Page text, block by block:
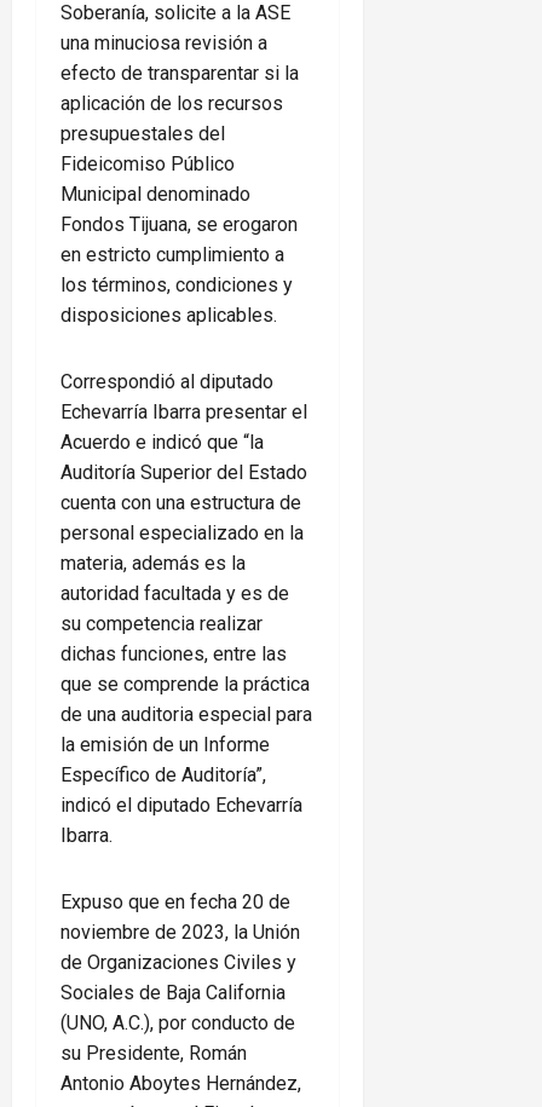
Soberanía, solicite a la ASE
una minuciosa revisión a
efecto de transparentar si la
aplicación de los recursos
presupuestales del
Fideicomiso Público
Municipal denominado
Fondos Tijuana, se erogaron
en estricto cumplimiento a
los términos, condiciones y
disposiciones aplicables.
Correspondió al diputado
Echevarría Ibarra presentar el
Acuerdo e indicó que “la
Auditoría Superior del Estado
cuenta con una estructura de
personal especializado en la
materia, además es la
autoridad facultada y es de
su competencia realizar
dichas funciones, entre las
que se comprende la práctica
de una auditoria especial para
la emisión de un Informe
Específico de Auditoría”,
indicó el diputado Echevarría
Ibarra.
Expuso que en fecha 20 de
noviembre de 2023, la Unión
de Organizaciones Civiles y
Sociales de Baja California
(UNO, A.C.), por conducto de
su Presidente, Román
Antonio Aboytes Hernández,